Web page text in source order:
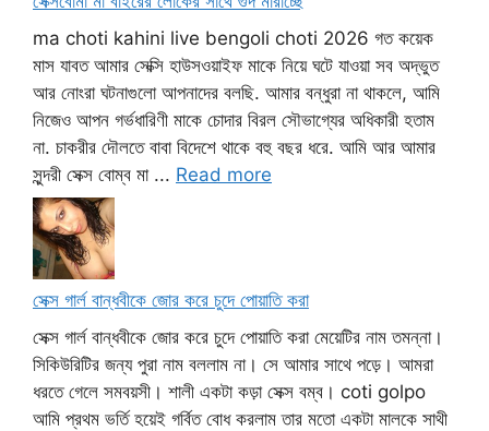
ma choti kahini live bengoli choti 2026 গত কয়েক
মাস যাবত আমার সেক্সি হাউসওয়াইফ মাকে নিয়ে ঘটে যাওয়া সব অদ্ভুত
আর নোংরা ঘটনাগুলো আপনাদের বলছি. আমার বন্ধুরা না থাকলে, আমি
নিজেও আপন গর্ভধারিণী মাকে চোদার বিরল সৌভাগ্যের অধিকারী হতাম
না. চাকরীর দৌলতে বাবা বিদেশে থাকে বহু বছর ধরে. আমি আর আমার
সুন্দরী সেক্স বোম্ব মা ... Read more
সেক্স গার্ল বান্ধবীকে জোর করে চুদে পোয়াতি করা
সেক্স গার্ল বান্ধবীকে জোর করে চুদে পোয়াতি করা মেয়েটির নাম তমন্না।
সিকিউরিটির জন্য পুরা নাম বললাম না। সে আমার সাথে পড়ে। আমরা
ধরতে গেলে সমবয়সী। শালী একটা কড়া সেক্স বম্ব। coti golpo
আমি প্রথম ভর্তি হয়েই গর্বিত বোধ করলাম তার মতো একটা মালকে সাথী